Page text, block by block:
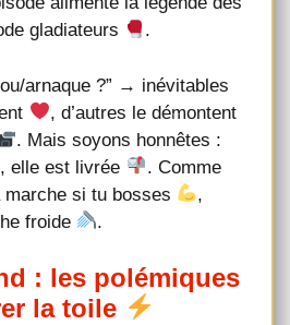
gladiateurs
.
arnaque ?” → inévitables
, d’autres le démontent
. Mais soyons honnêtes :
, elle est livrée
. Comme
si tu bosses
,
froide
.
: les polémiques
la toile